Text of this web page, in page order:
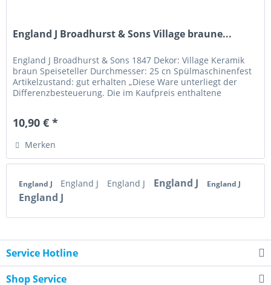
England J Broadhurst & Sons Village braune...
England J Broadhurst & Sons 1847 Dekor: Village Keramik
braun Speiseteller Durchmesser: 25 cn Spülmaschinenfest
Artikelzustand: gut erhalten „Diese Ware unterliegt der
Differenzbesteuerung. Die im Kaufpreis enthaltene
10,90 € *
Merken
England J England J England J England J England J
England J
Service Hotline
Shop Service